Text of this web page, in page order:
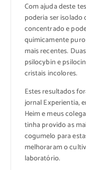
Com ajuda deste
poderia ser
concentrado e
quimicamente
mais recentes.
psilocybin e
cristais incolores.
Estes resultados
jornal Experientia,
Heim e meus
tinha provido as
cogumelo para
melhoraram o
laboratório.